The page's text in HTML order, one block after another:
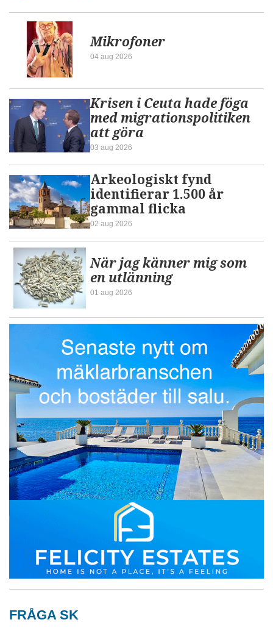
Mikrofoner
04 aug 2026
Krisen i Ceuta hade föga
med migrationspolitiken
att göra
03 aug 2026
Arkeologiskt fynd
identifierar 1.500 år
gammal flicka
02 aug 2026
När jag känner mig som
en utlänning
01 aug 2026
FRÅGA SK